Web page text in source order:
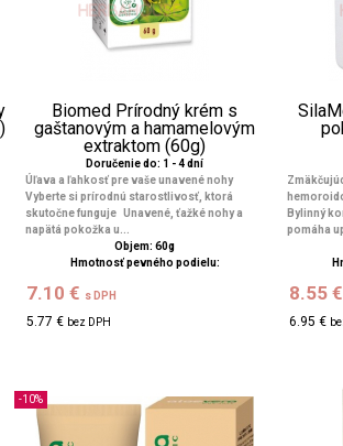
Biomed Prírodný krém s
gaštanovým a hamamelovým
extraktom (60g)
Doručenie do: 1 - 4 dní
Úľava a ľahkosť pre vaše unavené nohy
Vyberte si prírodnú starostlivosť, ktorá
skutočne funguje Unavené, ťažké nohy a
napätá pokožka u...
Objem: 60g
Hmotnosť pevného podielu:
7.10 € s DPH
5.77 € bez DPH
Bylinný
pomáha
8.55 €
6.95 €
-10%